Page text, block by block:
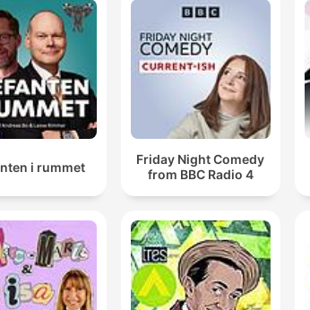
i rummet
Friday Night Comedy
from BBC Radio 4